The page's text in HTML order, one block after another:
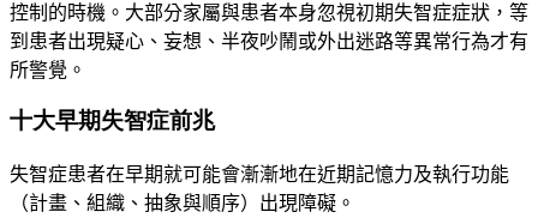
控制的時機。大部分家屬與患者本身忽視初期失智症症狀，等
到患者出現疑心、妄想、半夜吵鬧或外出迷路等異常行為才有
所警覺。
十大早期失智症前兆
失智症患者在早期就可能會漸漸地在近期記憶力及執行功能
（計畫、組織、抽象與順序）出現障礙。